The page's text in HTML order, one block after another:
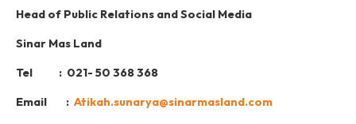
Head of Public Relations and Social Media
Sinar Mas Land
Tel : 021- 50 368 368
Email : Atikah.sunarya@sinarmasland.com